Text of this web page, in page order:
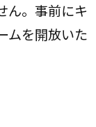
ん。事前にキ
ムを開放いた